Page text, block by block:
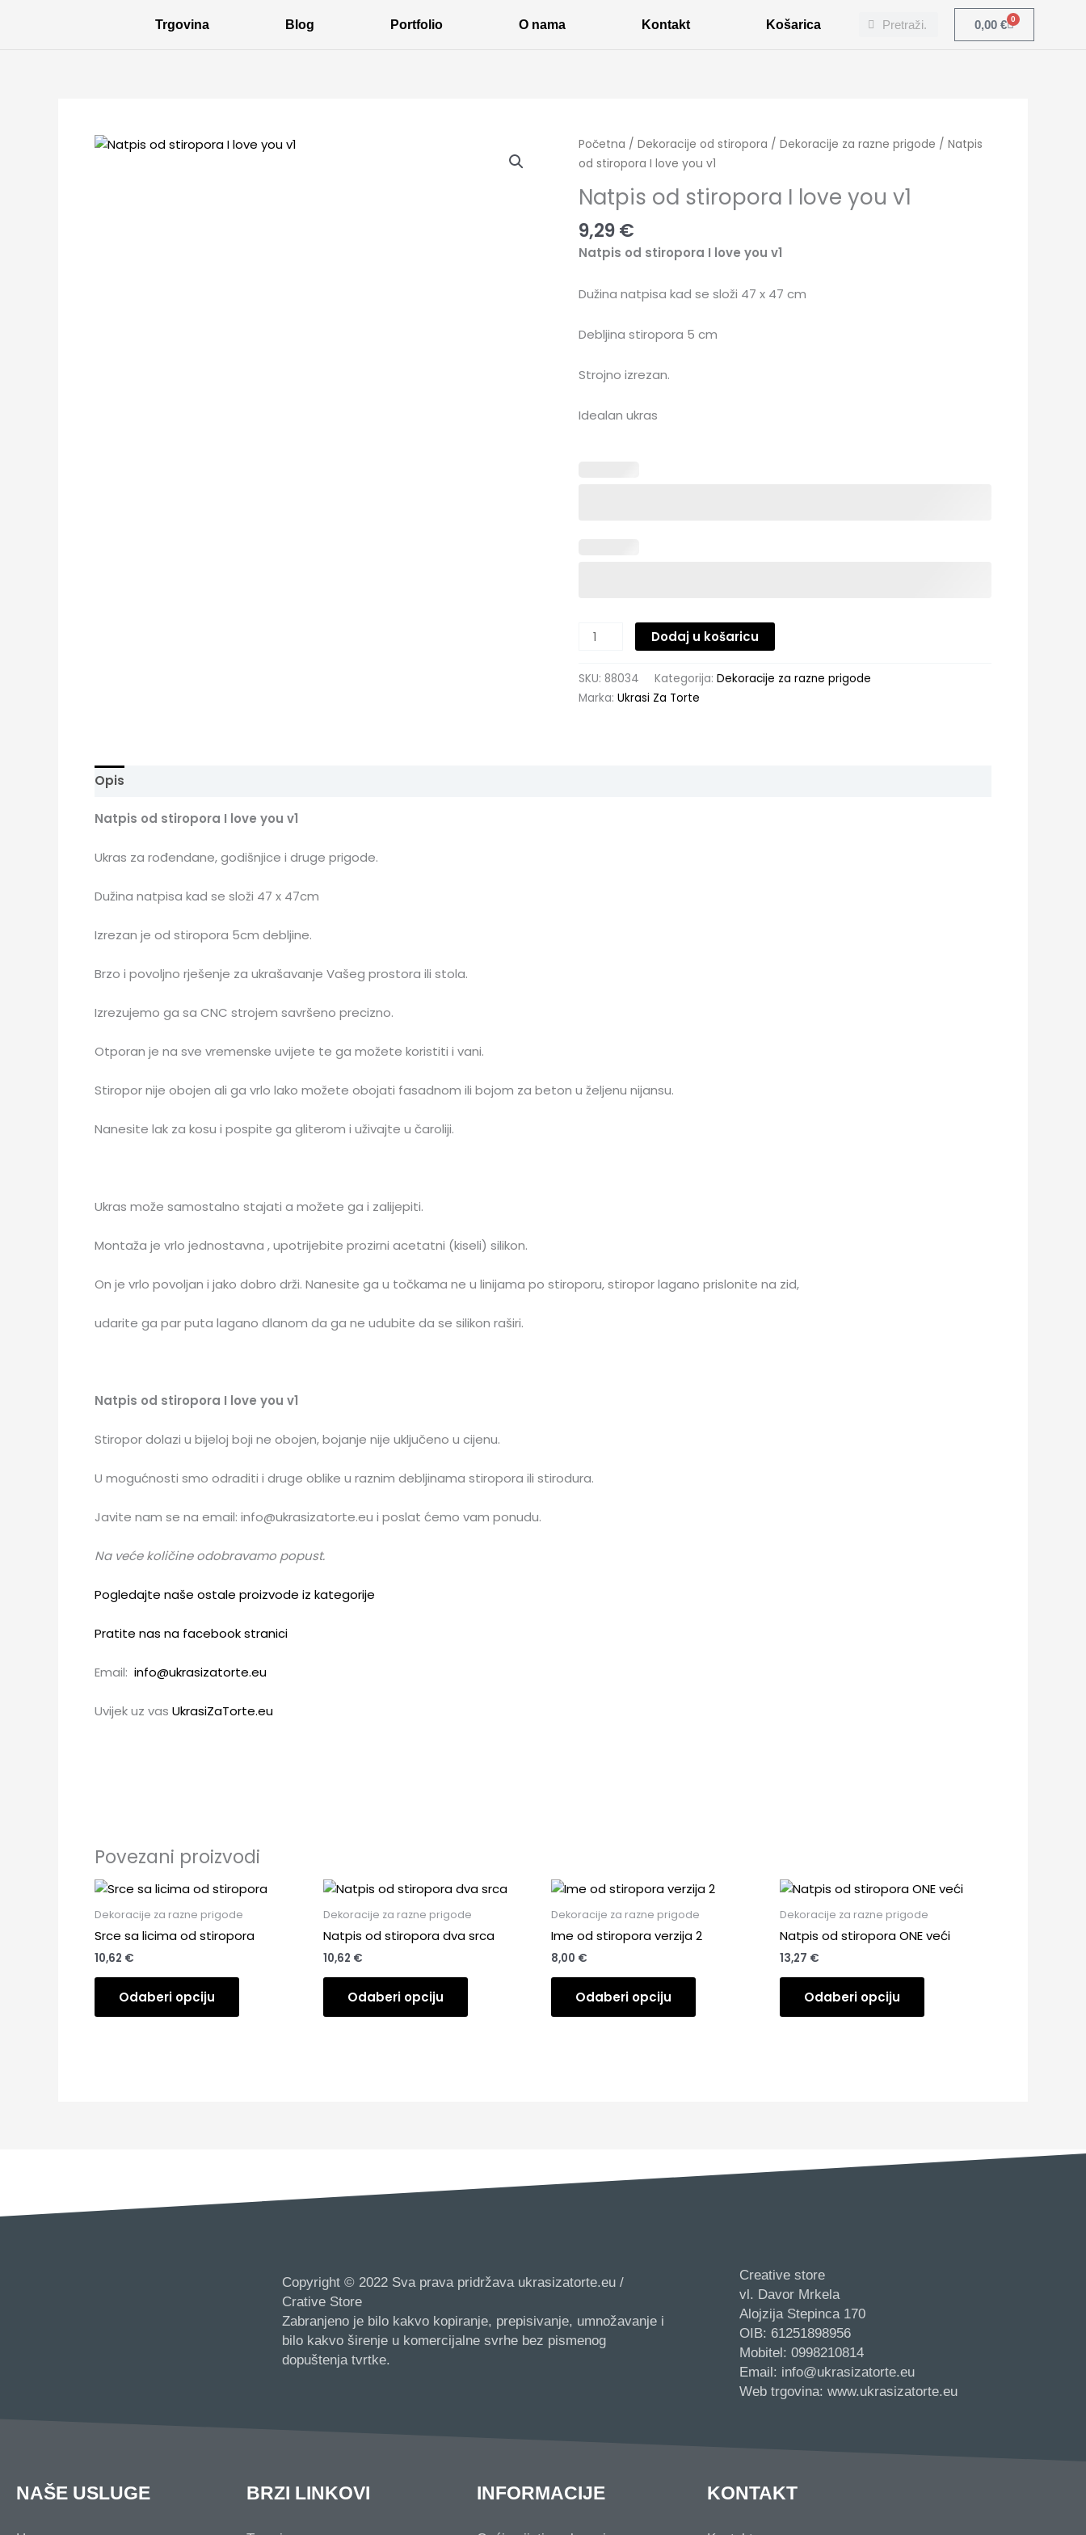
Trgovina Blog Portfolio O nama Kontakt Košarica Search
Search 0,00 € 0
Cart
Početna /Dekoracije od stiropora /Dekoracije za razne prigode / Natpis
od stiropora I love you v1
Natpis od stiropora I love you v1
9,29€
Natpis od stiropora I love you v1
Dužina natpisa kad se složi 47 x 47 cm
Debljina stiropora 5 cm
Strojno izrezan.
Idealan ukras
Natpis
od
I
love
you
v1
Dodaj u košaricu
SKU: 88034 Kategorija:Dekoracije za razne prigode
Marka:Ukrasi Za Torte
Opis
Natpis od stiropora I love you v1
Ukras za rođendane, godišnjice i druge prigode.
Dužina natpisa kad se složi 47 x 47cm
Izrezan je od stiropora 5cm debljine.
Brzo i povoljno rješenje za ukrašavanje Vašeg prostora ili stola.
Izrezujemo ga sa CNC strojem savršeno precizno.
Otporan je na sve vremenske uvijete te ga možete koristiti i vani.
Stiropor nije obojen ali ga vrlo lako možete obojati fasadnom ili bojom za beton u željenu nijansu.
Nanesite lak za kosu i pospite ga gliterom i uživajte u čaroliji.
Ukras može samostalno stajati a možete ga i zalijepiti.
Montaža je vrlo jednostavna , upotrijebite prozirni acetatni (kiseli) silikon.
On je vrlo povoljan i jako dobro drži. Nanesite ga u točkama ne u linijama po stiroporu, stiropor lagano prislonite na zid,
udarite ga par puta lagano dlanom da ga ne udubite da se silikon raširi.
Natpis od stiropora I love you v1
Stiropor dolazi u bijeloj boji ne obojen, bojanje nije uključeno u cijenu.
U mogućnosti smo odraditi i druge oblike u raznim debljinama stiropora ili stirodura.
Javite nam se na email: info@ukrasizatorte.eu i poslat ćemo vam ponudu.
Na veće količine odobravamo popust.
Pogledajte naše ostale proizvode iz kategorije
Pratite nas na facebook stranici
Email: info@ukrasizatorte.eu
Uvijek uz vas UkrasiZaTorte.eu
Povezani proizvodi
Dekoracije za razne prigode
Srce sa licima od stiropora
10,62 €
Odaberi opciju
Dekoracije za razne prigode
Natpis od stiropora dva srca
10,62 €
Odaberi opciju
Dekoracije za razne prigode
Ime od stiropora verzija 2
8,00 €
Odaberi opciju
Dekoracije za razne prigode
Natpis od stiropora ONE veći
13,27 €
Odaberi opciju
Copyright © 2022 Sva prava pridržava ukrasizatorte.eu /
Crative Store
Zabranjeno je bilo kakvo kopiranje, prepisivanje, umnožavanje i
bilo kakvo širenje u komercijalne svrhe bez pismenog
dopuštenja tvrtke.
Creative store
vl. Davor Mrkela
Alojzija Stepinca 170
OIB: 61251898956
Mobitel: 0998210814
Email: info@ukrasizatorte.eu
Web trgovina: www.ukrasizatorte.eu
NAŠE USLUGE BRZI LINKOVI INFORMACIJE KONTAKT